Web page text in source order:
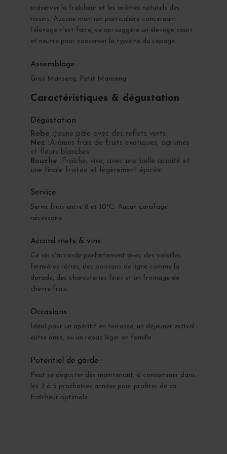
préserver la fraîcheur et les arômes naturels des
raisins. Aucune mention particulière concernant
l’élevage n’est faite, ce qui suggère un élevage court
et neutre pour conserver la typicité du cépage.
Assemblage
Gros Manseng, Petit Manseng
Caractéristiques & dégustation
Dégustation
Robe : Jaune pâle avec des reflets verts.
Nez :Arômes frais de fruits exotiques, agrumes
et fleurs blanches.
Bouche : Fraîche, vive, avec une belle acidité et
une finale fruitée et légèrement épicée.
Service
Servir frais entre 8 et 10°C. Aucun carafage
nécessaire.
Accord mets & vins
Ce vin s’accorde parfaitement avec des volailles
fermières rôties, des poissons de ligne comme la
dorade, des charcuteries fines et un fromage de
chèvre frais.
Occasions
Idéal pour un apéritif en terrasse, un déjeuner estival
entre amis, ou un repas léger en famille.
Potentiel de garde
Peut se déguster dès maintenant, à consommer dans
les 3 à 5 prochaines années pour profiter de sa
fraîcheur optimale.